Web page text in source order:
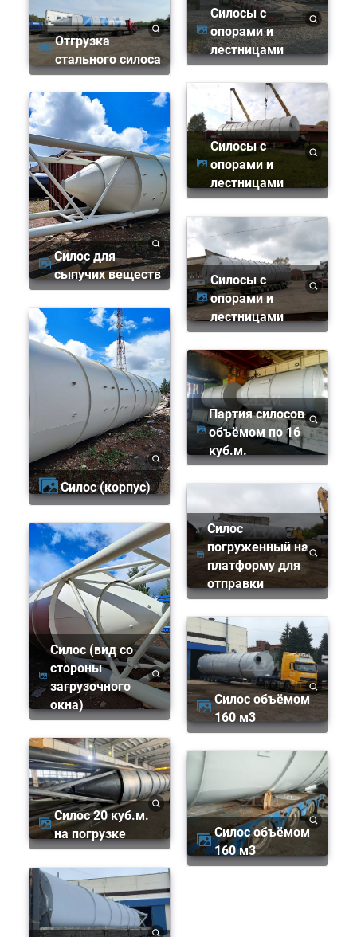
Отгрузка
стального силоса
Силос для
сыпучих веществ
Силос (корпус)
Силос (вид со
стороны
загрузочного
окна)
Силос 20 куб.м.
на погрузке
Силосы с
опорами и
лестницами
Силосы с
опорами и
лестницами
Силосы с
опорами и
лестницами
Партия силосов
объёмом по 16
куб.м.
Силос
погруженный на
платформу для
отправки
Силос объёмом
160 м3
Силос объёмом
160 м3